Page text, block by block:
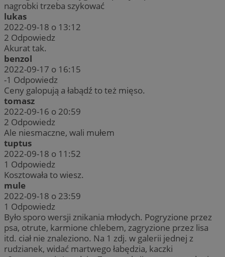
nagrobki trzeba szykować
lukas
2022-09-18 o 13:12
2 Odpowiedz
Akurat tak.
benzol
2022-09-17 o 16:15
-1 Odpowiedz
Ceny galopują a łabądź to też mięso.
tomasz
2022-09-16 o 20:59
2 Odpowiedz
Ale niesmaczne, wali mułem
tuptus
2022-09-18 o 11:52
1 Odpowiedz
Kosztowała to wiesz.
mule
2022-09-18 o 23:59
1 Odpowiedz
Było sporo wersji znikania młodych. Pogryzione przez
psa, otrute, karmione chlebem, zagryzione przez lisa
itd. ciał nie znaleziono. Na 1 zdj. w galerii jednej z
rudzianek, widać martwego łabędzia, kaczki